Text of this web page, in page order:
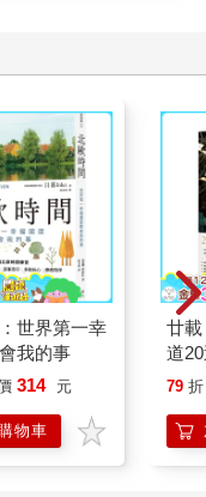
世界第一幸
我的事
314 元
物車
廿
道
79 折